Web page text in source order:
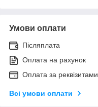
Умови оплати
Післяплата
Оплата на рахунок
Оплата за реквізитами
Всі умови оплати